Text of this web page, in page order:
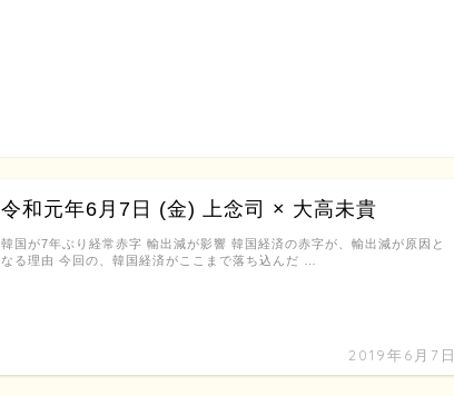
令和元年6月7日 (金) 上念司 × 大高未貴
2019年6月7日
韓国が7年ぶり経常赤字 輸出減が影響 韓国経済の赤字が、輸出減が原因と
なる理由 今回の、韓国経済がここまで落ち込んだ …